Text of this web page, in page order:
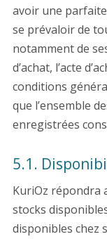
avoir une
se prévaloir de
notamment de
d’achat, l’acte
conditions
que l’ensemble
enregistrées
5.1.
KuriOz répondra
stocks
disponibles chez